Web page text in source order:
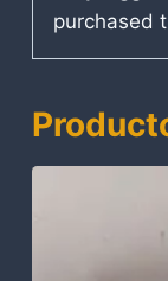
purchased